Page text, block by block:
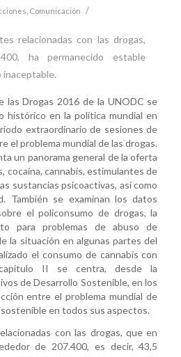
Comunicación /
relacionadas con las drogas,
ha permanecido estable
inaceptable.
las Drogas 2016 de la UNODC se
histórico en la política mundial en
extraordinario de sesiones de
el problema mundial de las drogas.
un panorama general de la oferta
cocaína, cannabis, estimulantes de
sustancias psicoactivas, así como
También se examinan los datos
el policonsumo de drogas, la
para problemas de abuso de
la situación en algunas partes del
el consumo de cannabis con
II se centra, desde la
de Desarrollo Sostenible, en los
entre el problema mundial de
en todos sus aspectos.
con las drogas, que en
de 207.400, es decir, 43,5